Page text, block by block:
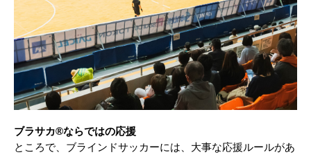
ブラサカ®ならではの応援
ところで、ブラインドサッカーには、大事な応援ルールがあ